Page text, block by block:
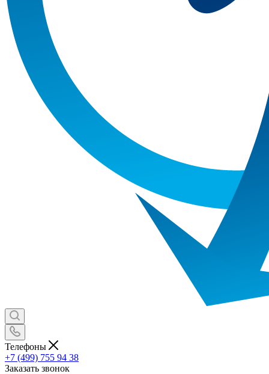
Телефоны
+7 (499) 755 94 38
Заказать звонок